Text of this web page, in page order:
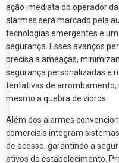
ação imediata do operador
alarmes será marcado pela
tecnologias emergentes e
segurança. Esses avanços
precisa a ameaças,
segurança personalizadas e
tentativas de
mesmo a quebra de vidros.
Além dos alarmes
comerciais integram
de acesso, garantindo a
ativos da estabelecimento.